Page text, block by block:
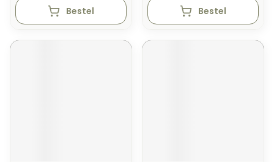
Bestel Bestel